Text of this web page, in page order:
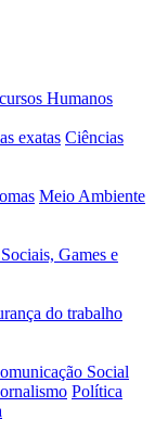
Humanos
exatas Ciências
Meio Ambiente
Games e
do trabalho
Social
Política